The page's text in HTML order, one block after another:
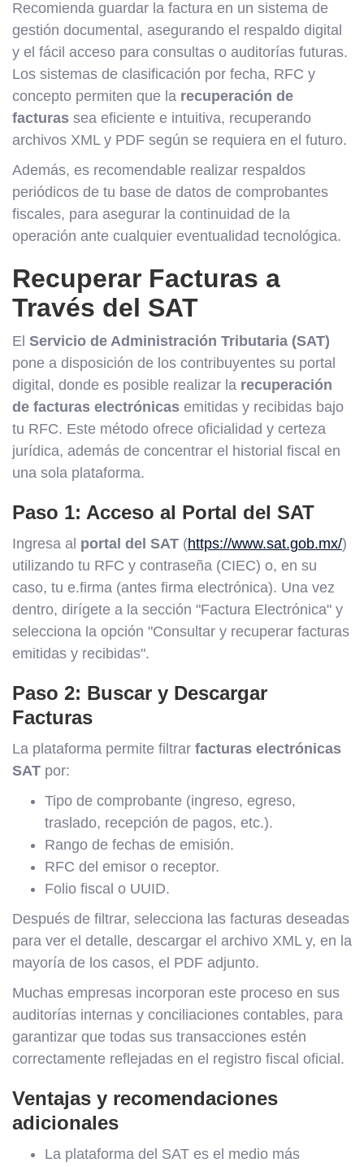
Recomienda guardar la factura en un sistema de
gestión documental, asegurando el respaldo digital
y el fácil acceso para consultas o auditorías futuras.
Los sistemas de clasificación por fecha, RFC y
concepto permiten que la recuperación de
facturas sea eficiente e intuitiva, recuperando
archivos XML y PDF según se requiera en el futuro.
Además, es recomendable realizar respaldos
periódicos de tu base de datos de comprobantes
fiscales, para asegurar la continuidad de la
operación ante cualquier eventualidad tecnológica.
Recuperar Facturas a
Través del SAT
El Servicio de Administración Tributaria (SAT)
pone a disposición de los contribuyentes su portal
digital, donde es posible realizar la recuperación
de facturas electrónicas emitidas y recibidas bajo
tu RFC. Este método ofrece oficialidad y certeza
jurídica, además de concentrar el historial fiscal en
una sola plataforma.
Paso 1: Acceso al Portal del SAT
Ingresa al portal del SAT (https://www.sat.gob.mx/)
utilizando tu RFC y contraseña (CIEC) o, en su
caso, tu e.firma (antes firma electrónica). Una vez
dentro, dirígete a la sección "Factura Electrónica" y
selecciona la opción "Consultar y recuperar facturas
emitidas y recibidas".
Paso 2: Buscar y Descargar
Facturas
La plataforma permite filtrar facturas electrónicas
SAT por:
Tipo de comprobante (ingreso, egreso,
traslado, recepción de pagos, etc.).
Rango de fechas de emisión.
RFC del emisor o receptor.
Folio fiscal o UUID.
Después de filtrar, selecciona las facturas deseadas
para ver el detalle, descargar el archivo XML y, en la
mayoría de los casos, el PDF adjunto.
Muchas empresas incorporan este proceso en sus
auditorías internas y conciliaciones contables, para
garantizar que todas sus transacciones estén
correctamente reflejadas en el registro fiscal oficial.
Ventajas y recomendaciones
adicionales
La plataforma del SAT es el medio más